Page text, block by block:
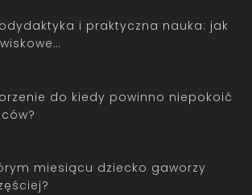
i praktyczna nauka: jak
do kiedy powinno niepokoić
miesiącu dziecko gaworzy